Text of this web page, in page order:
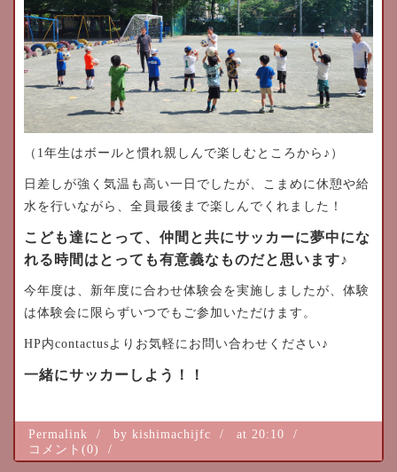
（1年生はボールと慣れ親しんで楽しむところから♪）
日差しが強く気温も高い一日でしたが、こまめに休憩や給
水を行いながら、全員最後まで楽しんでくれました！
こども達にとって、仲間と共にサッカーに夢中にな
れる時間はとっても有意義なものだと思います♪
今年度は、新年度に合わせ体験会を実施しましたが、体験
は体験会に限らずいつでもご参加いただけます。
HP内contactusよりお気軽にお問い合わせください♪
一緒にサッカーしよう！！
Permalink by kishimachijfc
at 20:10
コメント(0)